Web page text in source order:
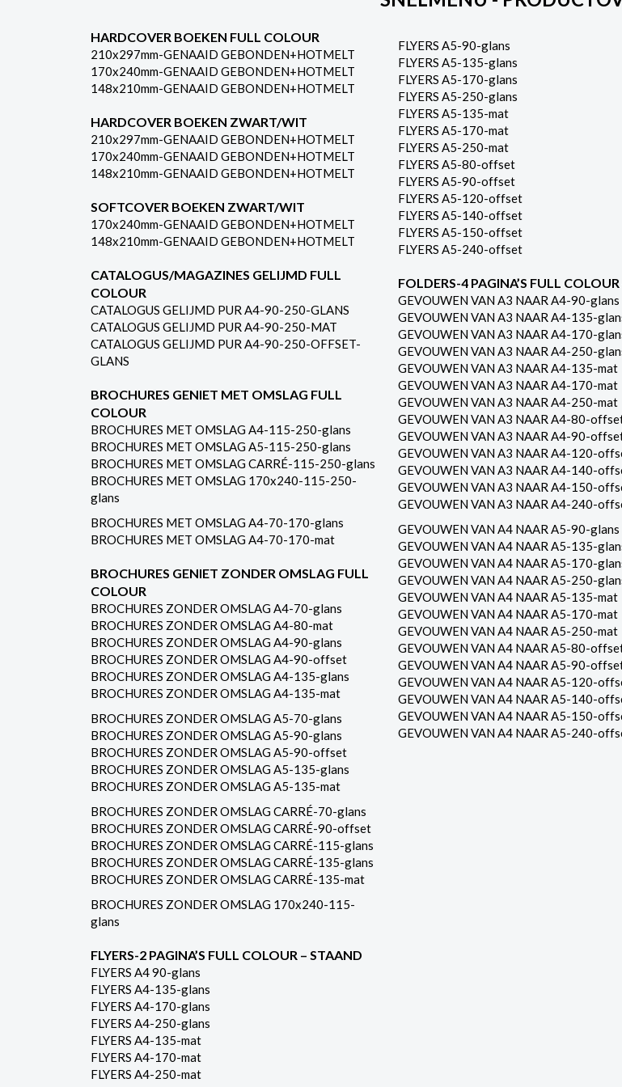
HARDCOVER BOEKEN FULL COLOUR
210x297mm-GENAAID GEBONDEN+HOTMELT
170x240mm-GENAAID GEBONDEN+HOTMELT
148x210mm-GENAAID GEBONDEN+HOTMELT
HARDCOVER BOEKEN ZWART/WIT
210x297mm-GENAAID GEBONDEN+HOTMELT
170x240mm-GENAAID GEBONDEN+HOTMELT
148x210mm-GENAAID GEBONDEN+HOTMELT
SOFTCOVER BOEKEN ZWART/WIT
170x240mm-GENAAID GEBONDEN+HOTMELT
148x210mm-GENAAID GEBONDEN+HOTMELT
CATALOGUS/MAGAZINES GELIJMD FULL
COLOUR
CATALOGUS GELIJMD PUR A4-90-250-GLANS
CATALOGUS GELIJMD PUR A4-90-250-MAT
CATALOGUS GELIJMD PUR A4-90-250-OFFSET-
GLANS
BROCHURES GENIET MET OMSLAG FULL
COLOUR
BROCHURES MET OMSLAG A4-115-250-glans
BROCHURES MET OMSLAG A5-115-250-glans
BROCHURES MET OMSLAG CARRÉ-115-250-glans
BROCHURES MET OMSLAG 170x240-115-250-
glans
BROCHURES MET OMSLAG A4-70-170-glans
BROCHURES MET OMSLAG A4-70-170-mat
BROCHURES GENIET ZONDER OMSLAG FULL
COLOUR
BROCHURES ZONDER OMSLAG A4-70-glans
BROCHURES ZONDER OMSLAG A4-80-mat
BROCHURES ZONDER OMSLAG A4-90-glans
BROCHURES ZONDER OMSLAG A4-90-offset
BROCHURES ZONDER OMSLAG A4-135-glans
BROCHURES ZONDER OMSLAG A4-135-mat
BROCHURES ZONDER OMSLAG A5-70-glans
BROCHURES ZONDER OMSLAG A5-90-glans
BROCHURES ZONDER OMSLAG A5-90-offset
BROCHURES ZONDER OMSLAG A5-135-glans
BROCHURES ZONDER OMSLAG A5-135-mat
BROCHURES ZONDER OMSLAG CARRÉ-70-glans
BROCHURES ZONDER OMSLAG CARRÉ-90-offset
BROCHURES ZONDER OMSLAG CARRÉ-115-glans
BROCHURES ZONDER OMSLAG CARRÉ-135-glans
BROCHURES ZONDER OMSLAG CARRÉ-135-mat
BROCHURES ZONDER OMSLAG 170x240-115-
glans
FLYERS-2 PAGINA’S FULL COLOUR – STAAND
FLYERS A4 90-glans
FLYERS A4-135-glans
FLYERS A4-170-glans
FLYERS A4-250-glans
FLYERS A4-135-mat
FLYERS A4-170-mat
FLYERS A4-250-mat
FLYERS A5-90-glans
FLYERS A5-135-glans
FLYERS A5-170-glans
FLYERS A5-250-glans
FLYERS A5-135-mat
FLYERS A5-170-mat
FLYERS A5-250-mat
FLYERS A5-80-offset
FLYERS A5-90-offset
FLYERS A5-120-offset
FLYERS A5-140-offset
FLYERS A5-150-offset
FLYERS A5-240-offset
FOLDERS-4 PAGINA’S FULL
GEVOUWEN VAN A3 NAAR A4-90-glans
GEVOUWEN VAN A3 NAAR A4-135-
GEVOUWEN VAN A3 NAAR A4-170-
GEVOUWEN VAN A3 NAAR A4-250-
GEVOUWEN VAN A3 NAAR A4-135-mat
GEVOUWEN VAN A3 NAAR A4-170-mat
GEVOUWEN VAN A3 NAAR A4-250-mat
GEVOUWEN VAN A3 NAAR A4-80-
GEVOUWEN VAN A3 NAAR A4-90-
GEVOUWEN VAN A3 NAAR A4-120-
GEVOUWEN VAN A3 NAAR A4-140-
GEVOUWEN VAN A3 NAAR A4-150-
GEVOUWEN VAN A3 NAAR A4-240-
GEVOUWEN VAN A4 NAAR A5-90-glans
GEVOUWEN VAN A4 NAAR A5-135-
GEVOUWEN VAN A4 NAAR A5-170-
GEVOUWEN VAN A4 NAAR A5-250-
GEVOUWEN VAN A4 NAAR A5-135-mat
GEVOUWEN VAN A4 NAAR A5-170-mat
GEVOUWEN VAN A4 NAAR A5-250-mat
GEVOUWEN VAN A4 NAAR A5-80-
GEVOUWEN VAN A4 NAAR A5-90-
GEVOUWEN VAN A4 NAAR A5-120-
GEVOUWEN VAN A4 NAAR A5-140-
GEVOUWEN VAN A4 NAAR A5-150-
GEVOUWEN VAN A4 NAAR A5-240-